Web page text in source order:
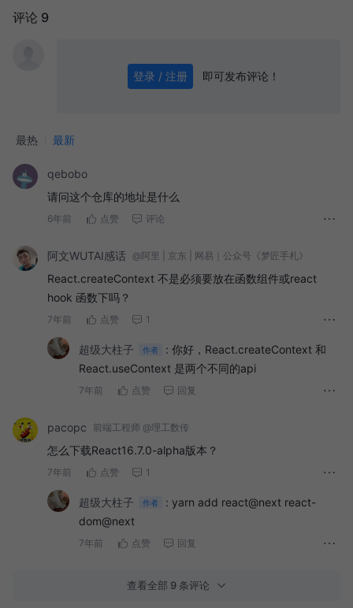
评论 9
登录 / 注册 即可发布评论！
最热 最新
qebobo
请问这个仓库的地址是什么
6年前 点赞 评论
阿文WUTAI感话 @阿里 | 京东 | 网易｜公众号《梦匠手札》
React.createContext 不是必须要放在函数组件或react
hook 函数下吗？
7年前 点赞 1
超级大柱子 作者 : 你好，React.createContext 和
React.useContext 是两个不同的api
7年前 点赞 回复
pacopc 前端工程师 @理工数传
怎么下载React16.7.0-alpha版本？
7年前 点赞 1
超级大柱子 作者 : yarn add react@next react-
dom@next
7年前 点赞 回复
查看全部 9 条评论